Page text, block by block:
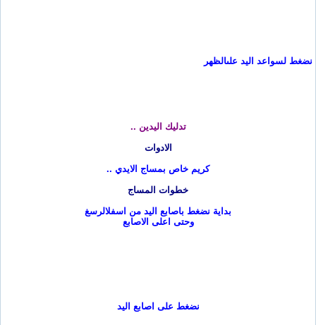
نضغط لسواعد اليد علىالظهر
تدليك اليدين ..
الادوات
كريم خاص بمساج الايدي ..
خطوات المساج
بداية نضغط باصابع اليد من اسفلالرسغ
وحتى اعلى الاصابع
نضغط على اصابع اليد